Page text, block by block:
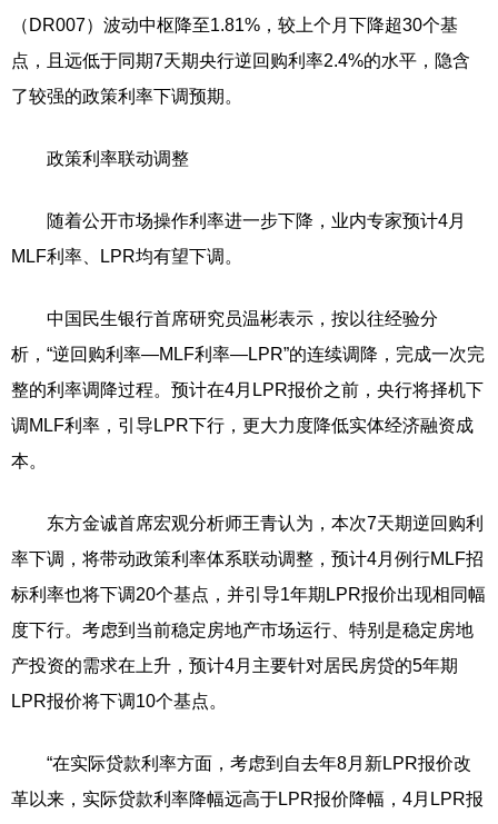
（DR007）波动中枢降至1.81%，较上个月下降超30个基
点，且远低于同期7天期央行逆回购利率2.4%的水平，隐含
了较强的政策利率下调预期。
政策利率联动调整
随着公开市场操作利率进一步下降，业内专家预计4月
MLF利率、LPR均有望下调。
中国民生银行首席研究员温彬表示，按以往经验分
析，“逆回购利率—MLF利率—LPR”的连续调降，完成一次完
整的利率调降过程。预计在4月LPR报价之前，央行将择机下
调MLF利率，引导LPR下行，更大力度降低实体经济融资成
本。
东方金诚首席宏观分析师王青认为，本次7天期逆回购利
率下调，将带动政策利率体系联动调整，预计4月例行MLF招
标利率也将下调20个基点，并引导1年期LPR报价出现相同幅
度下行。考虑到当前稳定房地产市场运行、特别是稳定房地
产投资的需求在上升，预计4月主要针对居民房贷的5年期
LPR报价将下调10个基点。
“在实际贷款利率方面，考虑到自去年8月新LPR报价改
革以来，实际贷款利率降幅远高于LPR报价降幅，4月LPR报